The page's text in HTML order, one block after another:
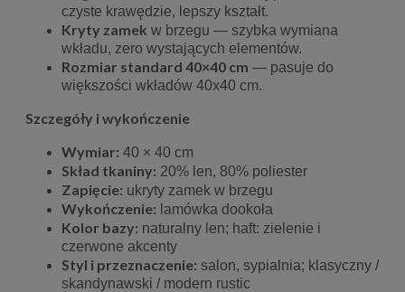
czyste krawędzie, lepszy kształt.
Kryty zamek w brzegu — szybka wymiana
wkładu, zero wystających elementów.
Rozmiar standard 40×40 cm — pasuje do
większości wkładów 40x40 cm.
Szczegóły i wykończenie
Wymiar: 40 × 40 cm
Skład tkaniny: 20% len, 80% poliester
Zapięcie: ukryty zamek w brzegu
Wykończenie: lamówka dookoła
Kolor bazy: naturalny len; haft: zielenie i
czerwone akcenty
Styl i przeznaczenie: salon, sypialnia; klasyczny /
skandynawski / modern rustic